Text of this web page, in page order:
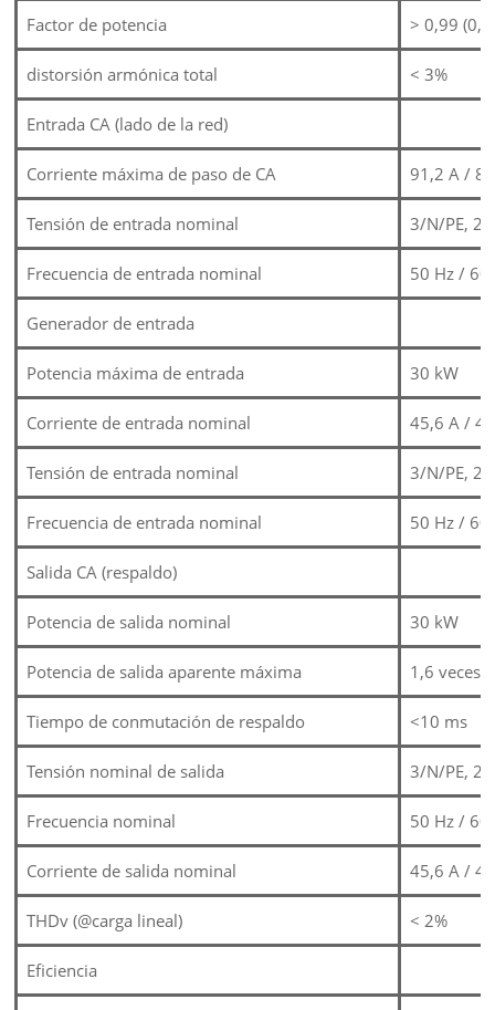
Factor de potencia > 0,99
distorsión armónica total < 3%
Entrada CA (lado de la red)
Corriente máxima de paso de CA 91,2 A /
Tensión de entrada nominal 3/N/PE,
Frecuencia de entrada nominal 50 Hz / 60
Generador de entrada
Potencia máxima de entrada 30 kW
Corriente de entrada nominal 45,6 A /
Tensión de entrada nominal 3/N/PE,
Frecuencia de entrada nominal 50 Hz / 60
Salida CA (respaldo)
Potencia de salida nominal 30 kW
Potencia de salida aparente máxima 1,6 veces
Tiempo de conmutación de respaldo <10 ms
Tensión nominal de salida 3/N/PE,
Frecuencia nominal 50 Hz / 60
Corriente de salida nominal 45,6 A /
THDv (@carga lineal) < 2%
Eficiencia